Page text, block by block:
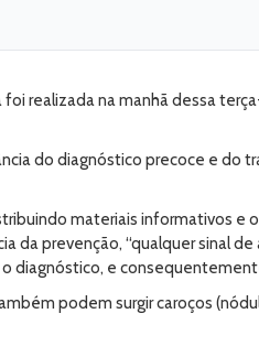
realizada na manhã dessa
do diagnóstico precoce e
materiais informativos e
da prevenção, “qualquer sinal
diagnóstico, e
podem surgir caroços